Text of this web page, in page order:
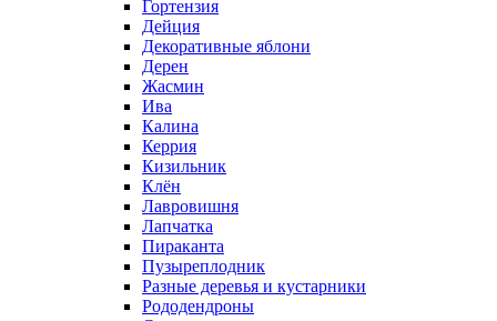
Гортензия
Дейция
Декоративные яблони
Дерен
Жасмин
Ива
Калина
Керрия
Кизильник
Клён
Лавровишня
Лапчатка
Пираканта
Пузыреплодник
Разные деревья и кустарники
Рододендроны